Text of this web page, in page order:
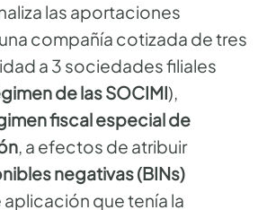
las aportaciones
compañía cotizada de tres
a 3 sociedades filiales
de las SOCIMI),
fiscal especial de
, a efectos de atribuir
negativas (BINs)
que tenía la